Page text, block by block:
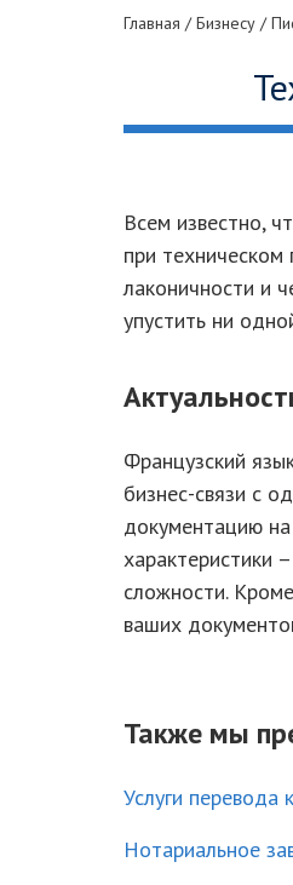
Главная /Бизнесу /
Всем известно,
при техническом
лаконичности и
упустить ни
Французский
бизнес-связи с
документацию
характеристики
сложности.
ваших
Также мы
Услуги перевода
Нотариальное